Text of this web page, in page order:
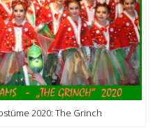
2020: The Grinch